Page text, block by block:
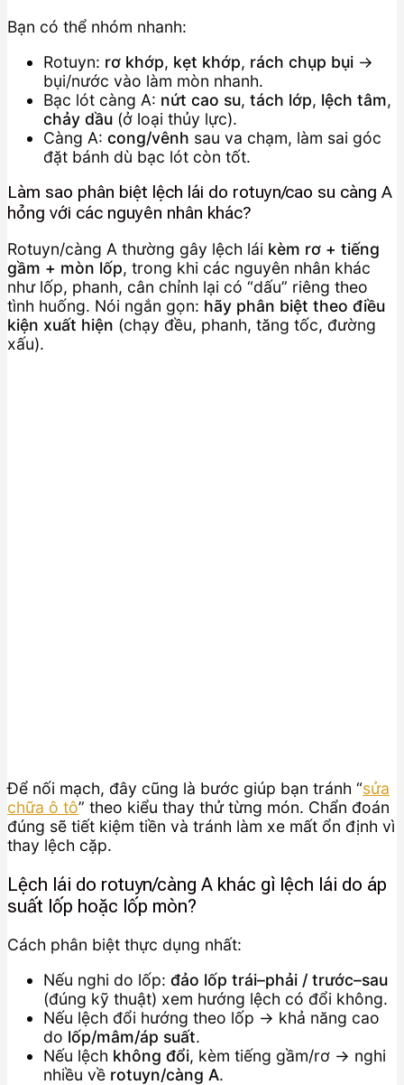
Bạn có thể nhóm nhanh:
Rotuyn: rơ khớp, kẹt khớp, rách chụp bụi →
bụi/nước vào làm mòn nhanh.
Bạc lót càng A: nứt cao su, tách lớp, lệch tâm,
chảy dầu (ở loại thủy lực).
Càng A: cong/vênh sau va chạm, làm sai góc
đặt bánh dù bạc lót còn tốt.
Làm sao phân biệt lệch lái do rotuyn/cao su càng A
hỏng với các nguyên nhân khác?
Rotuyn/càng A thường gây lệch lái kèm rơ + tiếng
gầm + mòn lốp, trong khi các nguyên nhân khác
như lốp, phanh, cân chỉnh lại có “dấu” riêng theo
tình huống. Nói ngắn gọn: hãy phân biệt theo điều
kiện xuất hiện (chạy đều, phanh, tăng tốc, đường
xấu).
Để nối mạch, đây cũng là bước giúp bạn tránh “sửa
chữa ô tô” theo kiểu thay thử từng món. Chẩn đoán
đúng sẽ tiết kiệm tiền và tránh làm xe mất ổn định vì
thay lệch cặp.
Lệch lái do rotuyn/càng A khác gì lệch lái do áp
suất lốp hoặc lốp mòn?
Cách phân biệt thực dụng nhất:
Nếu nghi do lốp: đảo lốp trái–phải / trước–sau
(đúng kỹ thuật) xem hướng lệch có đổi không.
Nếu lệch đổi hướng theo lốp → khả năng cao
do lốp/mâm/áp suất.
Nếu lệch không đổi, kèm tiếng gầm/rơ → nghi
nhiều về rotuyn/càng A.